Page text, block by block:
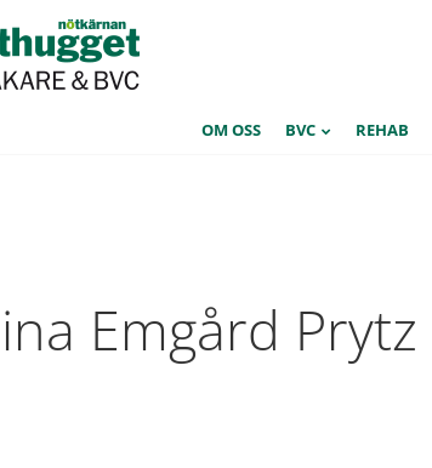
OM OSS BVC REHAB
Emgård Prytz